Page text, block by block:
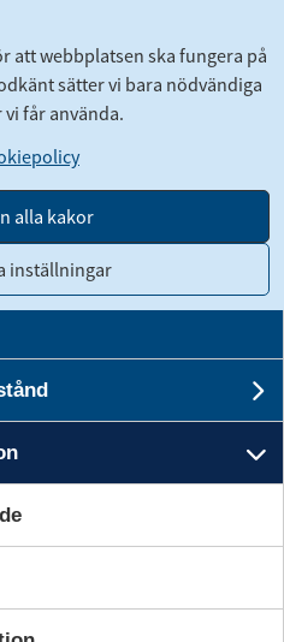
att webbplatsen ska fungera på
sätter vi bara nödvändiga
får använda.
alla kakor
inställningar
Stäng
Stäng